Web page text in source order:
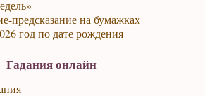
предсказание на бумажках
год по дате рождения
Гадания онлайн